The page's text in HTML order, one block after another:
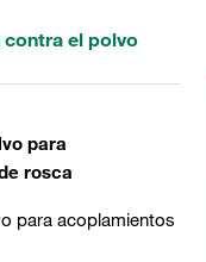
el polvo
para
rosca
para acoplamientos